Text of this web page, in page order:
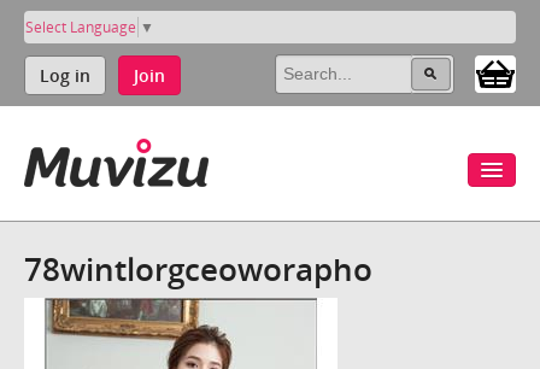
Select Language ▼
Log in Join
78wintlorgceoworapho